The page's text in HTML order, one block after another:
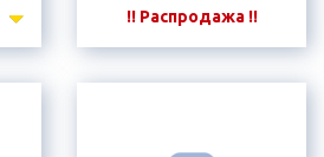
!! Распродажа !!